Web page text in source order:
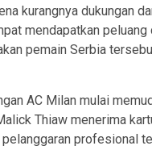
kurangnya dukungan
mendapatkan peluang
pemain Serbia
AC Milan mulai
Thiaw menerima
pelanggaran profesional